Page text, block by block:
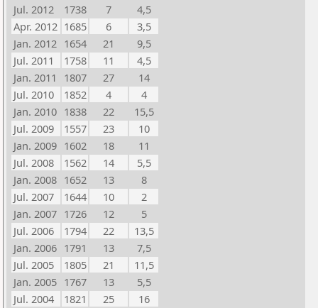
Jul. 2012
1738 7
4,5
Apr. 2012 1685 6
3,5
Jan. 2012 1654 21
9,5
Jul. 2011
1758 11
4,5
Jan. 2011
1807 27
14
Jul. 2010
1852 4
4
Jan. 2010 1838 22
15,5
Jul. 2009
1557 23
10
Jan. 2009 1602 18
11
Jul. 2008
1562 14
5,5
Jan. 2008 1652 13
8
Jul. 2007
1644 10
2
Jan. 2007 1726 12
5
Jul. 2006
1794 22
13,5
Jan. 2006 1791 13
7,5
Jul. 2005
1805 21
11,5
Jan. 2005 1767 13
5,5
Jul. 2004
1821 25
16